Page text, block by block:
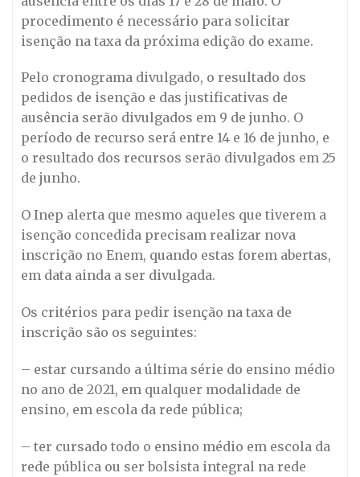
procedimento é necessário para solicitar
isenção na taxa da próxima edição do exame.
Pelo cronograma divulgado, o resultado dos
pedidos de isenção e das justificativas de
ausência serão divulgados em 9 de junho. O
período de recurso será entre 14 e 16 de junho, e
o resultado dos recursos serão divulgados em 25
de junho.
O Inep alerta que mesmo aqueles que tiverem a
isenção concedida precisam realizar nova
inscrição no Enem, quando estas forem abertas,
em data ainda a ser divulgada.
Os critérios para pedir isenção na taxa de
inscrição são os seguintes:
– estar cursando a última série do ensino médio
no ano de 2021, em qualquer modalidade de
ensino, em escola da rede pública;
– ter cursado todo o ensino médio em escola da
rede pública ou ser bolsista integral na rede